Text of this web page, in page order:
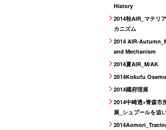
History
2014秋AIR_マテリ
カニズム
2014 AIR-
and Mechanism
2014夏AIR_M/AK
2014Kokufu
2014國府理展
2014中崎透×青森市
展_シュプールを追